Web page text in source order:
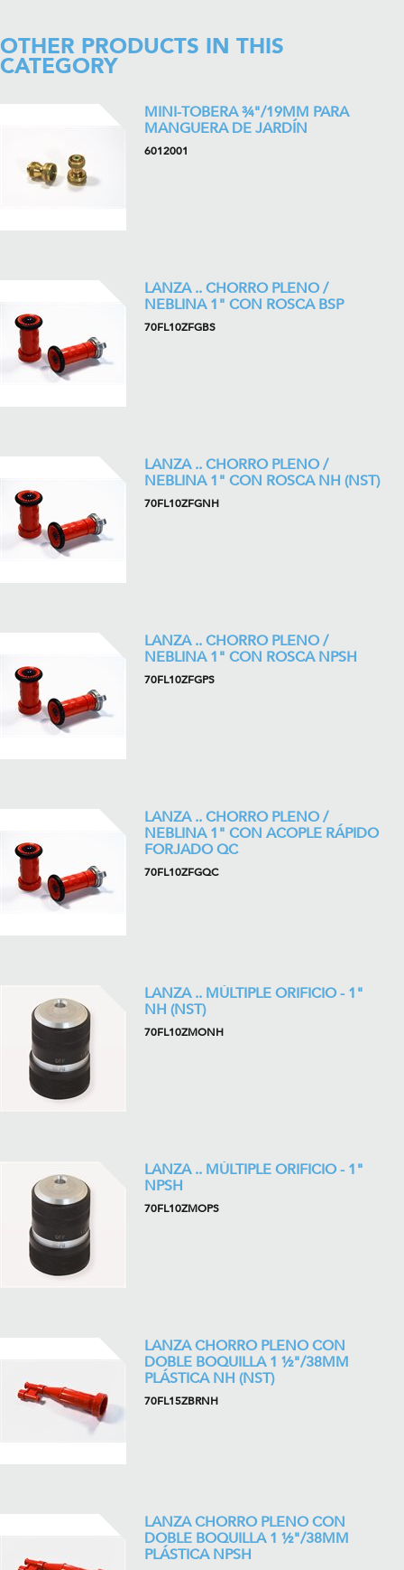
OTHER PRODUCTS IN THIS
CATEGORY
MINI-TOBERA ¾"/19MM PARA
MANGUERA DE JARDÍN
6012001
LANZA .. CHORRO PLENO /
NEBLINA 1" CON ROSCA BSP
70FL10ZFGBS
LANZA .. CHORRO PLENO /
NEBLINA 1" CON ROSCA NH (NST)
70FL10ZFGNH
LANZA .. CHORRO PLENO /
NEBLINA 1" CON ROSCA NPSH
70FL10ZFGPS
LANZA .. CHORRO PLENO /
NEBLINA 1" CON ACOPLE RÁPIDO
FORJADO QC
70FL10ZFGQC
LANZA .. MÚLTIPLE ORIFICIO - 1"
NH (NST)
70FL10ZMONH
LANZA .. MÚLTIPLE ORIFICIO - 1"
NPSH
70FL10ZMOPS
LANZA CHORRO PLENO CON
DOBLE BOQUILLA 1 ½"/38MM
PLÁSTICA NH (NST)
70FL15ZBRNH
LANZA CHORRO PLENO CON
DOBLE BOQUILLA 1 ½"/38MM
PLÁSTICA NPSH